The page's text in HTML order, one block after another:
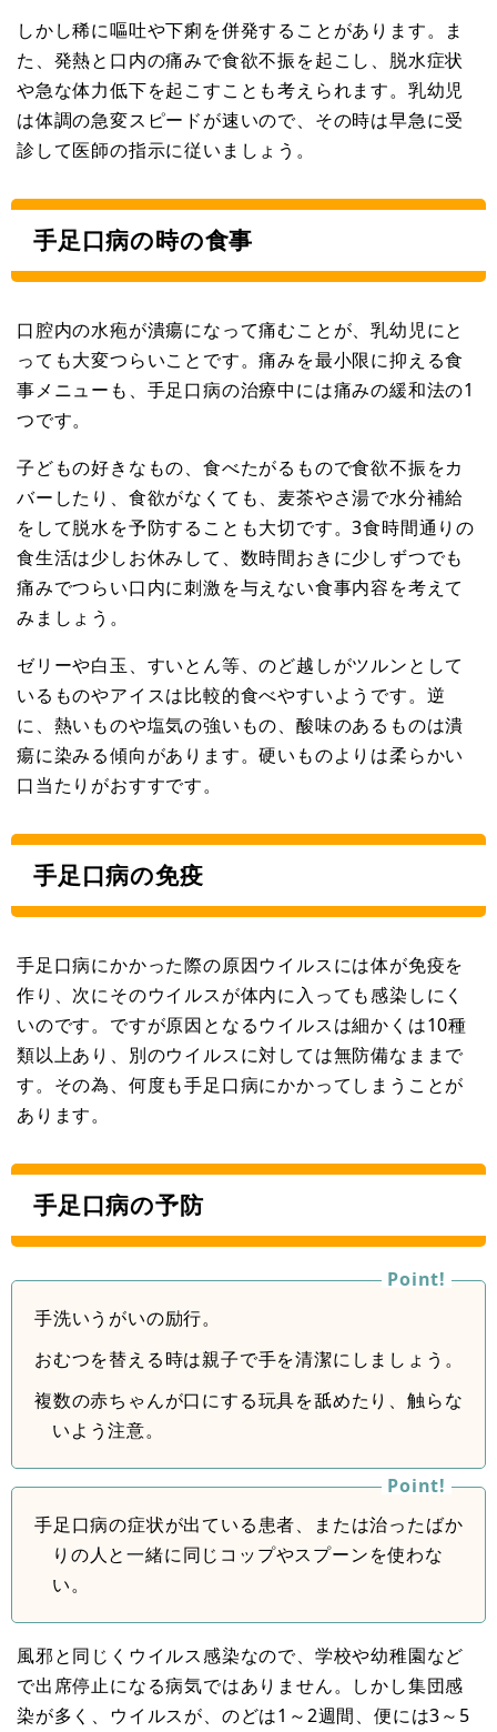
しかし稀に嘔吐や下痢を併発することがあります。ま
た、発熱と口内の痛みで食欲不振を起こし、脱水症状
や急な体力低下を起こすことも考えられます。乳幼児
は体調の急変スピードが速いので、その時は早急に受
診して医師の指示に従いましょう。
手足口病の時の食事
口腔内の水疱が潰瘍になって痛むことが、乳幼児にと
っても大変つらいことです。痛みを最小限に抑える食
事メニューも、手足口病の治療中には痛みの緩和法の1
つです。
子どもの好きなもの、食べたがるもので食欲不振をカ
バーしたり、食欲がなくても、麦茶やさ湯で水分補給
をして脱水を予防することも大切です。3食時間通りの
食生活は少しお休みして、数時間おきに少しずつでも
痛みでつらい口内に刺激を与えない食事内容を考えて
みましょう。
ゼリーや白玉、すいとん等、のど越しがツルンとして
いるものやアイスは比較的食べやすいようです。逆
に、熱いものや塩気の強いもの、酸味のあるものは潰
瘍に染みる傾向があります。硬いものよりは柔らかい
口当たりがおすすです。
手足口病の免疫
手足口病にかかった際の原因ウイルスには体が免疫を
作り、次にそのウイルスが体内に入っても感染しにく
いのです。ですが原因となるウイルスは細かくは10種
類以上あり、別のウイルスに対しては無防備なままで
す。その為、何度も手足口病にかかってしまうことが
あります。
手足口病の予防
手洗いうがいの励行。
おむつを替える時は親子で手を清潔にしましょう。
複数の赤ちゃんが口にする玩具を舐めたり、触らな
いよう注意。
手足口病の症状が出ている患者、または治ったばか
りの人と一緒に同じコップやスプーンを使わな
い。
風邪と同じくウイルス感染なので、学校や幼稚園など
で出席停止になる病気ではありません。しかし集団感
染が多く、ウイルスが、のどは1～2週間、便には3～5